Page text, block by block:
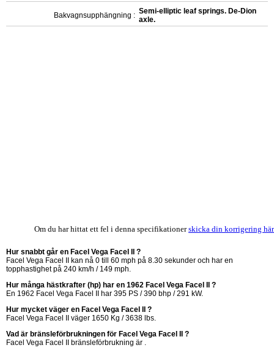
Bakvagnsupphängning : Semi-elliptic leaf springs. De-Dion
axle.
Om du har hittat ett fel i denna specifikationerskicka din korrigering här
Hur snabbt går en Facel Vega Facel II ?
Facel Vega Facel II kan nå 0 till 60 mph på 8.30 sekunder och har en
topphastighet på 240 km/h / 149 mph.
Hur många hästkrafter (hp) har en 1962 Facel Vega Facel II ?
En 1962 Facel Vega Facel II har 395 PS / 390 bhp / 291 kW.
Hur mycket väger en Facel Vega Facel II ?
Facel Vega Facel II väger 1650 Kg / 3638 lbs.
Vad är bränsleförbrukningen för Facel Vega Facel II ?
Facel Vega Facel II bränsleförbrukning är .